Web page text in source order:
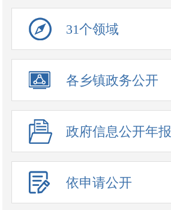
31个领域
各乡镇政务公开
政府信息公开年报
依申请公开